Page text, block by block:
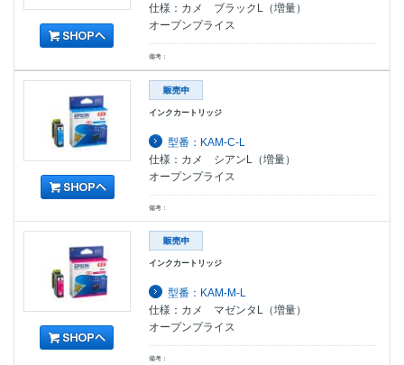
仕様：カメ ブラックL（増量）
オープンプライス
備考：
インクカートリッジ
型番：KAM-C-L
仕様：カメ シアンL（増量）
オープンプライス
備考：
インクカートリッジ
型番：KAM-M-L
仕様：カメ マゼンタL（増量）
オープンプライス
備考：